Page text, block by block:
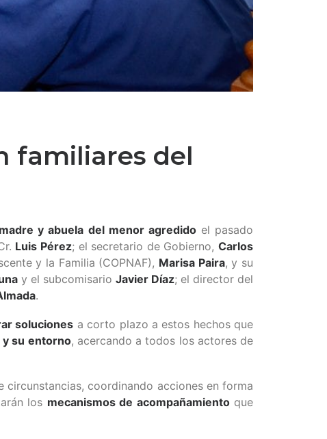
familiares del
madre y abuela del menor agredidoel pasado
Luis Pérez; el secretario de Gobierno,Carlos
y la Familia (COPNAF), Marisa Paira, y su
y el subcomisario Javier Díaz; el director del
.
soluciones a corto plazo a estos hechos que
y su entorno, acercando a todos los actores de
circunstancias, coordinando acciones en forma
los mecanismos de acompañamientoque